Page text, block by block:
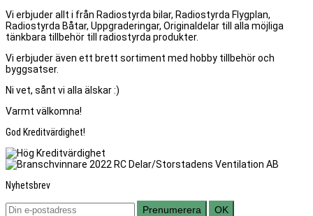
Vi erbjuder allt i från Radiostyrda bilar, Radiostyrda Flygplan,
Radiostyrda Båtar, Uppgraderingar, Originaldelar till alla möjliga
tänkbara tillbehör till radiostyrda produkter.
Vi erbjuder även ett brett sortiment med hobby tillbehör och
byggsatser.
Ni vet, sånt vi alla älskar :)
Varmt välkomna!
God Kreditvärdighet!
Nyhetsbrev
Prenumerera OK